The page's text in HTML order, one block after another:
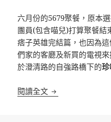
六月份的5679聚餐，原本
團員(包含喵兒)打算聚餐結
痞子英雄完結篇，也因為
們家的客廳及新買的電視
於澄清路的自強路橋下的
閱讀全文 [高雄鳳山]珍味土